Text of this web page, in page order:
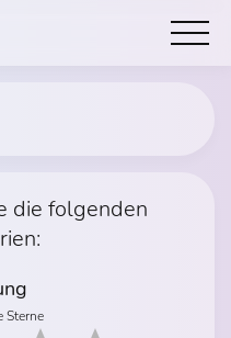
die folgenden
Sterne